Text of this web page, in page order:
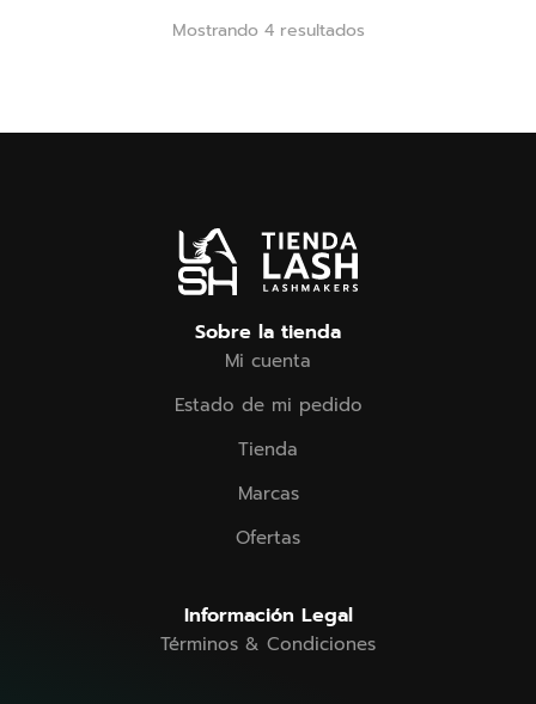
Mostrando 4 resultados
Sobre la tienda
Mi cuenta
Estado de mi pedido
Tienda
Marcas
Ofertas
Información Legal
Términos & Condiciones